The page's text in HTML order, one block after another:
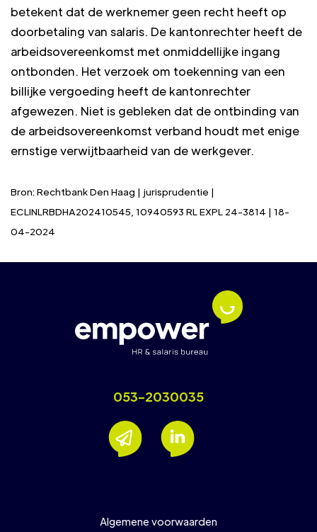
betekent dat de werknemer geen recht heeft op
doorbetaling van salaris. De kantonrechter heeft de
arbeidsovereenkomst met onmiddellijke ingang
ontbonden. Het verzoek om toekenning van een
billijke vergoeding heeft de kantonrechter
afgewezen. Niet is gebleken dat de ontbinding van
de arbeidsovereenkomst verband houdt met enige
ernstige verwijtbaarheid van de werkgever.
Bron: Rechtbank Den Haag | jurisprudentie |
ECLINLRBDHA202410545, 10940593 RL EXPL 24-3814 | 18-
04-2024
053-2030035
Algemene voorwaarden